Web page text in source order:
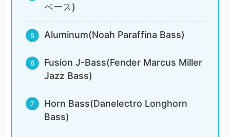
ベース)
Aluminum(Noah Paraffina Bass)
Fusion J-Bass(Fender Marcus Miller
Jazz Bass)
Horn Bass(Danelectro Longhorn
Bass)